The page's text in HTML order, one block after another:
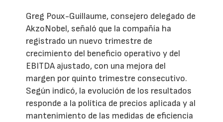
Greg Poux-Guillaume, consejero delegado de
AkzoNobel, señaló que la compañía ha
registrado un nuevo trimestre de
crecimiento del beneficio operativo y del
EBITDA ajustado, con una mejora del
margen por quinto trimestre consecutivo.
Según indicó, la evolución de los resultados
responde a la política de precios aplicada y al
mantenimiento de las medidas de eficiencia